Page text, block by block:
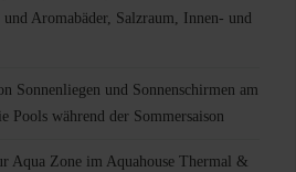
Aromabäder, Salzraum, Innen- und
Sonnenliegen und Sonnenschirmen am
Pools während der Sommersaison
Aqua Zone im Aquahouse Thermal &